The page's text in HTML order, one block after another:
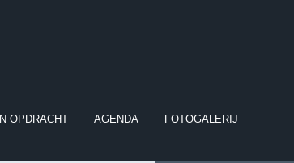
IN OPDRACHT AGENDA FOTOGALERIJ